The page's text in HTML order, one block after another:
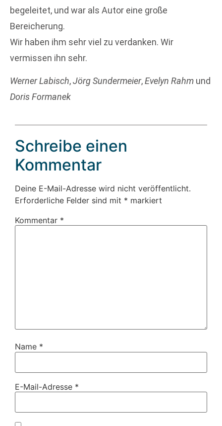
begeleitet, und war als Autor eine große
Bereicherung.
Wir haben ihm sehr viel zu verdanken. Wir
vermissen ihn sehr.
Werner Labisch,Jörg Sundermeier,Evelyn Rahm und
Doris Formanek
Schreibe einen
Kommentar
Deine E-Mail-Adresse wird nicht veröffentlicht.
Erforderliche Felder sind mit * markiert
Kommentar *
Name *
E-Mail-Adresse *